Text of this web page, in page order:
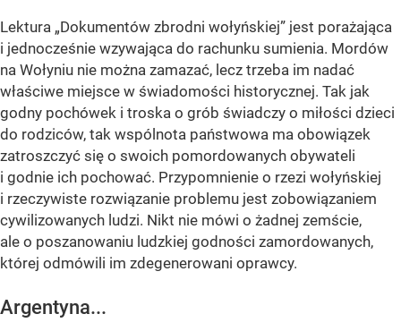
Lektura „Dokumentów zbrodni wołyńskiej” jest porażająca
i jednocześnie wzywająca do rachunku sumienia. Mordów
na Wołyniu nie można zamazać, lecz trzeba im nadać
właściwe miejsce w świadomości historycznej. Tak jak
godny pochówek i troska o grób świadczy o miłości dzieci
do rodziców, tak wspólnota państwowa ma obowiązek
zatroszczyć się o swoich pomordowanych obywateli
i godnie ich pochować. Przypomnienie o rzezi wołyńskiej
i rzeczywiste rozwiązanie problemu jest zobowiązaniem
cywilizowanych ludzi. Nikt nie mówi o żadnej zemście,
ale o poszanowaniu ludzkiej godności zamordowanych,
której odmówili im zdegenerowani oprawcy.
Argentyna...